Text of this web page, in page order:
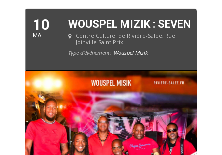
10
MAI
WOUSPEL MIZIK : SEVEN
Centre Culturel de Rivière-Salée, Rue
Joinville Saint-Prix
Type d'événement: Wouspel Mizik